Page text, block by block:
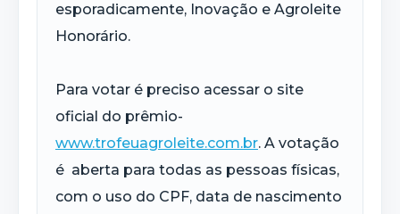
esporadicamente, Inovação e Agroleite
Honorário.
Para votar é preciso acessar o site
oficial do prêmio-
www.trofeuagroleite.com.br. A votação
é aberta para todas as pessoas físicas,
com o uso do CPF, data de nascimento